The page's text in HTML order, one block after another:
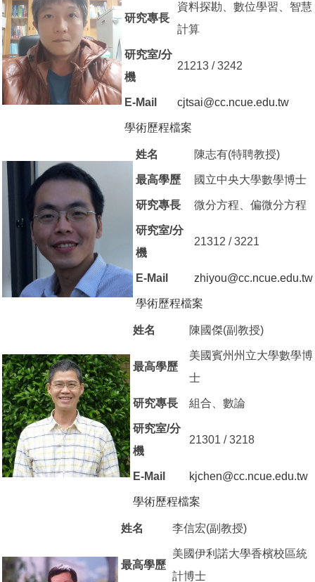
研究專長
資料探勘、數位學習、智慧
計算
研究室/分
機
21213 / 3242
E-Mail cjtsai@cc.ncue.edu.tw
學術歷程檔案
姓名 陳志有(特聘教授)
最高學歷 國立中央大學數學博士
研究專長 微分方程、偏微分方程
研究室/分
機
21312 / 3221
E-Mail zhiyou@cc.ncue.edu.tw
學術歷程檔案
姓名 陳國傑(副教授)
最高學歷
美國賓州州立大學數學博
士
研究專長 組合、數論
研究室/分
機
21301 / 3218
E-Mail kjchen@cc.ncue.edu.tw
學術歷程檔案
姓名 李信宏(副教授)
最高學歷
美國伊利諾大學香檳校區統
計博士